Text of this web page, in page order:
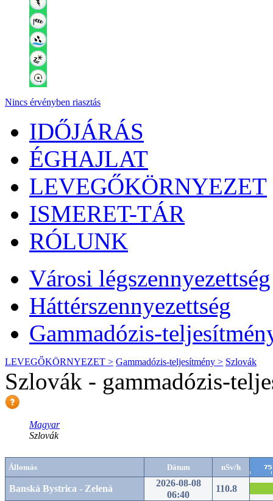
Nincs érvényben riasztás
IDŐJÁRÁS
ÉGHAJLAT
LEVEGŐKÖRNYEZET
ISMERET-TÁR
RÓLUNK
Városi légszennyezettség
Háttérszennyezettség
Gammadózis-
LEVEGŐKÖRNYEZET > Gammadózis-teljesítmény > Szlovák
Szlovák - gammadózis-
Magyar
Szlovák
Állomás Dátum nSv/h
Banská Bystrica - Zelená
2026-08-08
06:40
110.8